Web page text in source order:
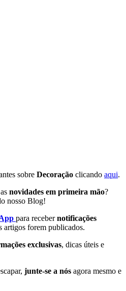
sobre Decoração clicando aqui.
novidades em primeira mão?
nosso Blog!
para recebernotificações
artigos forem publicados.
exclusivas, dicas úteis e
junte-se a nós agora mesmo e